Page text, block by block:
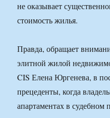
не оказывает
стоимость жилья.
Правда, обращает
элитной жилой
CIS Елена Юргенева, в
прецеденты, когда
апартаментах в судебном